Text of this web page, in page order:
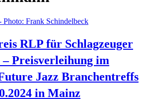
RLP für Schlagzeuger
Preisverleihung im
Jazz Branchentreffs
in Mainz